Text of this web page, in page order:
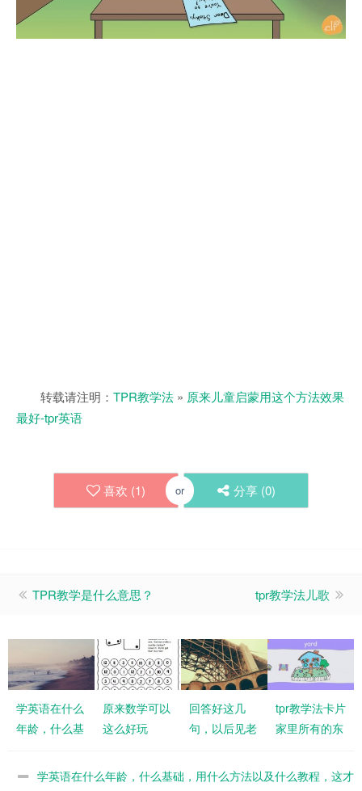
转载请注明： TPR教学法 » 原来儿童启蒙用这个方法效果
最好-tpr英语
喜欢 (1) or 分享 (0)
TPR教学是什么意思？ tpr教学法儿歌
学英语在什么
年龄，什么基
法以及什么教
原来数学可以
这么好玩
回答好这几
句，以后见老
tpr教学法卡片
家里所有的东
学英语在什么年龄，什么基础，用什么方法以及什么教程，这才